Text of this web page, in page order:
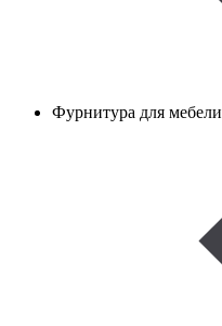
Фурнитура для мебели